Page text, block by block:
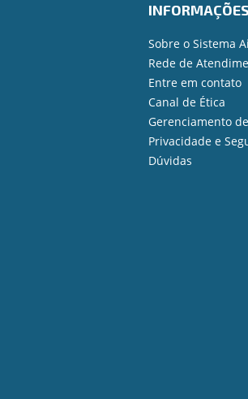
Sobre o Sistema
Rede de
Entre em contato
Canal de Ética
Gerenciamento
Privacidade e
Dúvidas